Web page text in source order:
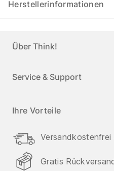
Herstellerinformationen
Über Think!
Service & Support
Ihre Vorteile
Gratis